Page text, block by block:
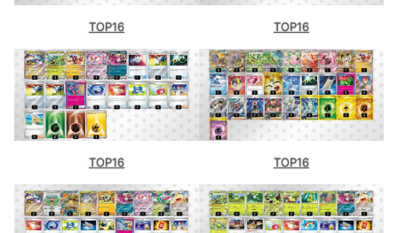
TOP16 TOP16
TOP16 TOP16